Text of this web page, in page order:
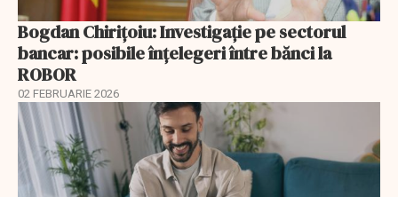
Bogdan Chirițoiu: Investigație pe sectorul
bancar: posibile înțelegeri între bănci la
ROBOR
02 FEBRUARIE 2026